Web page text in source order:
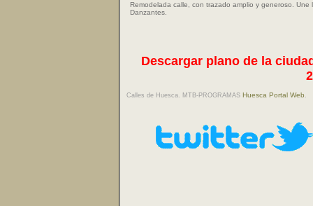
Remodelada calle, con trazado amplio y generoso.
Danzantes.
Descargar plano de la
Calles de Huesca. MTB-PROGRAMAS Huesca Portal Web .